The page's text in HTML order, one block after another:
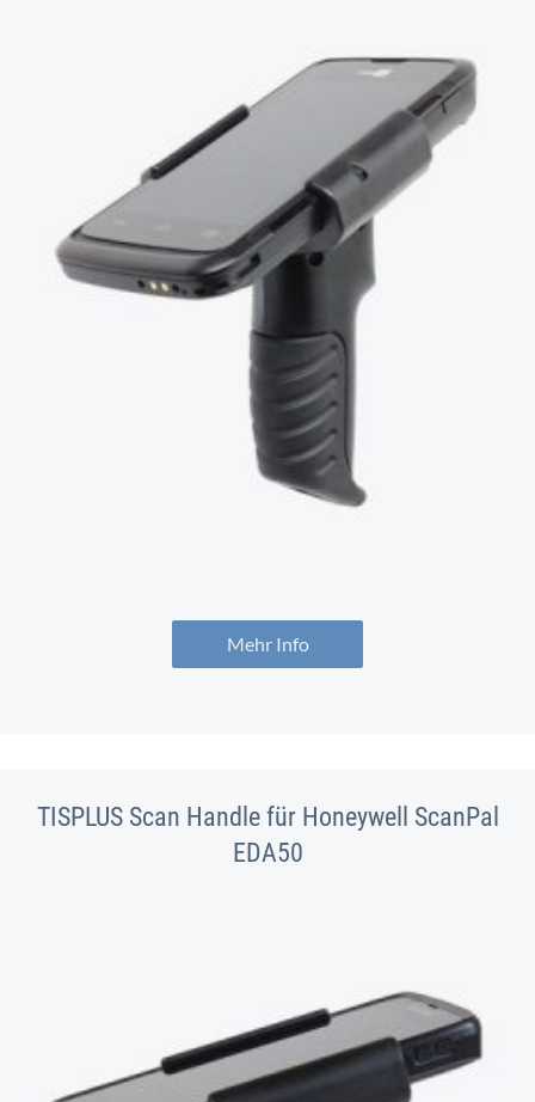
Mehr Info
TISPLUS Scan Handle für Honeywell ScanPal
EDA50